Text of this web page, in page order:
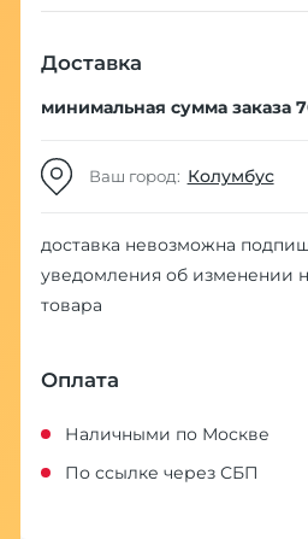
Доставка
минимальная сумма заказа
Ваш город: Колумбус
доставка невозможна
уведомления об изменении
товара
Оплата
Наличными по Москве
По ссылке через СБП